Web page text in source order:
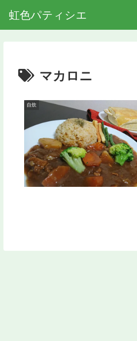
虹色パティシエ
マカロニ
自炊